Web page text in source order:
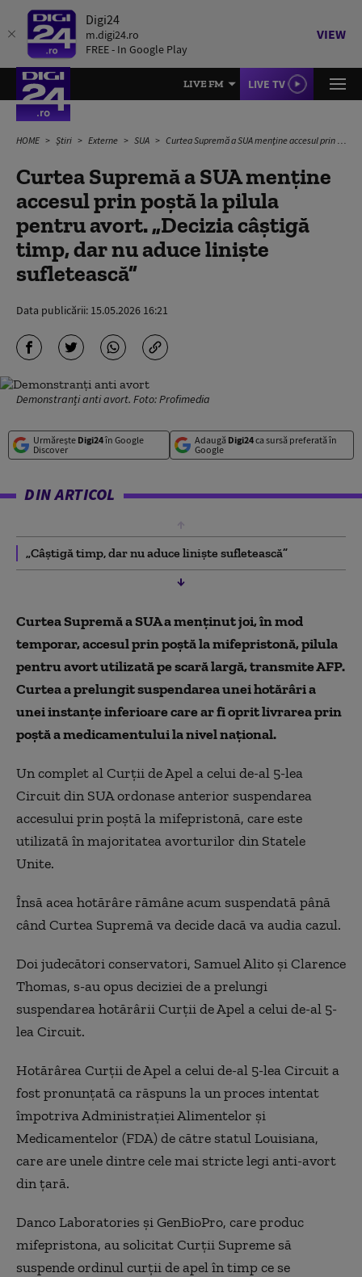
Digi24
m.digi24.ro
FREE - In Google Play
VIEW
LIVE FM LIVE TV
HOME Știri Externe SUA Curtea Supremă a SUA menţine accesul prin poştă la pilula pentru avort. „Decizia câștigă timp, dar nu aduce liniște sufletească”
Curtea Supremă a SUA menţine
accesul prin poştă la pilula
pentru avort. „Decizia câștigă
timp, dar nu aduce liniște
sufletească”
Data publicării: 15.05.2026 16:21
Demonstranți anti avort. Foto: Profimedia
Urmărește Digi24în Google
Discover
Adaugă Digi24ca sursă preferată în
Google
DIN ARTICOL
„Câştigă timp, dar nu aduce linişte sufletească”
Curtea Supremă a SUA a menţinut joi, în mod
temporar, accesul prin poştă la mifepristonă, pilula
pentru avort utilizată pe scară largă, transmite AFP.
Curtea a prelungit suspendarea unei hotărâri a
unei instanţe inferioare care ar fi oprit livrarea prin
poştă a medicamentului la nivel naţional.
Un complet al Curţii de Apel a celui de-al 5-lea
Circuit din SUA ordonase anterior suspendarea
accesului prin poştă la mifepristonă, care este
utilizată în majoritatea avorturilor din Statele
Unite.
Însă acea hotărâre rămâne acum suspendată până
când Curtea Supremă va decide dacă va audia cazul.
Doi judecători conservatori, Samuel Alito şi Clarence
Thomas, s-au opus deciziei de a prelungi
suspendarea hotărârii Curţii de Apel a celui de-al 5-
lea Circuit.
Hotărârea Curţii de Apel a celui de-al 5-lea Circuit a
fost pronunţată ca răspuns la un proces intentat
împotriva Administraţiei Alimentelor şi
Medicamentelor (FDA) de către statul Louisiana,
care are unele dintre cele mai stricte legi anti-avort
din ţară.
Danco Laboratories şi GenBioPro, care produc
mifepristona, au solicitat Curţii Supreme să
suspende ordinul curţii de apel în timp ce se